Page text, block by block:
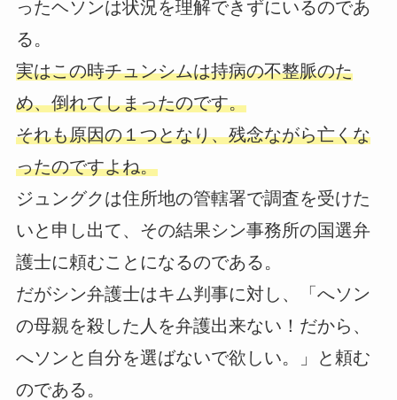
ったヘソンは状況を理解できずにいるのであ
る。
実はこの時チュンシムは持病の不整脈のた
め、倒れてしまったのです。
それも原因の１つとなり、残念ながら亡くな
ったのですよね。
ジュングクは住所地の管轄署で調査を受けた
いと申し出て、その結果シン事務所の国選弁
護士に頼むことになるのである。
だがシン弁護士はキム判事に対し、「へソン
の母親を殺した人を弁護出来ない！だから、
へソンと自分を選ばないで欲しい。」と頼む
のである。